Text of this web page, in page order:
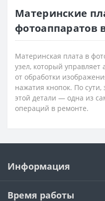
Материнские
фотоаппаратов
Материнская плата в
узел, который
от обработки
нажатия кнопок. По
этой детали — одна из
операций в ремонте.
Информация
Время работы